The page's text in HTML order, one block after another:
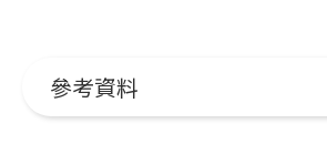
參考資料